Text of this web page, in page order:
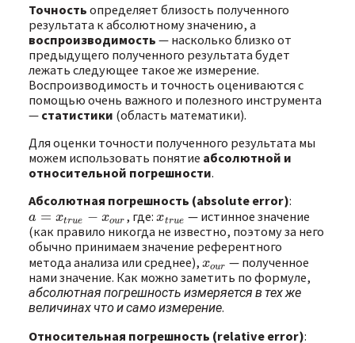
Точность определяет близость полученного
результата к абсолютному значению, а
воспроизводимость — насколько близко от
предыдущего полученного результата будет
лежать следующее такое же измерение.
Воспроизводимость и точность оцениваются с
помощью очень важного и полезного инструмента
— статистики (область математики).
Для оценки точности полученного результата мы
можем использовать понятие абсолютной и
относительной погрешности.
Абсолютная погрешность (absolute error):
a = xtrue − xour
a=xt rue−xour , где:xtrue
xtrue — истинное значение
(как правило никогда не известно, поэтому за него
обычно принимаем значение референтного
метода анализа или среднее), xour
xour — полученное
нами значение. Как можно заметить по формуле,
абсолютная погрешность измеряется в тех же
величинах что и само измерение.
Относительная погрешность (relative error):